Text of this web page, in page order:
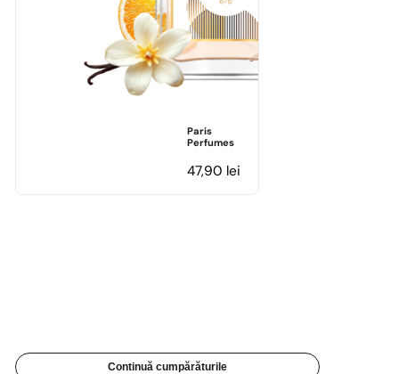
Paris
Perfumes
47,90 lei
Continuă cumpărăturile